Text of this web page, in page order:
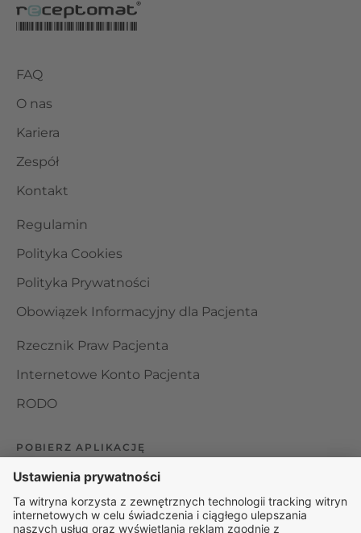
FAQ
O nas
Kariera
Zespół
Kontakt
Regulamin
Polityka Cookies
Polityka Prywatności
Obowiązek Informacyjny dla Pacjenta
Rzecznik Praw Pacjenta
Internetowe Konto Pacjenta
RODO
POBIERZ APLIKACJĘ